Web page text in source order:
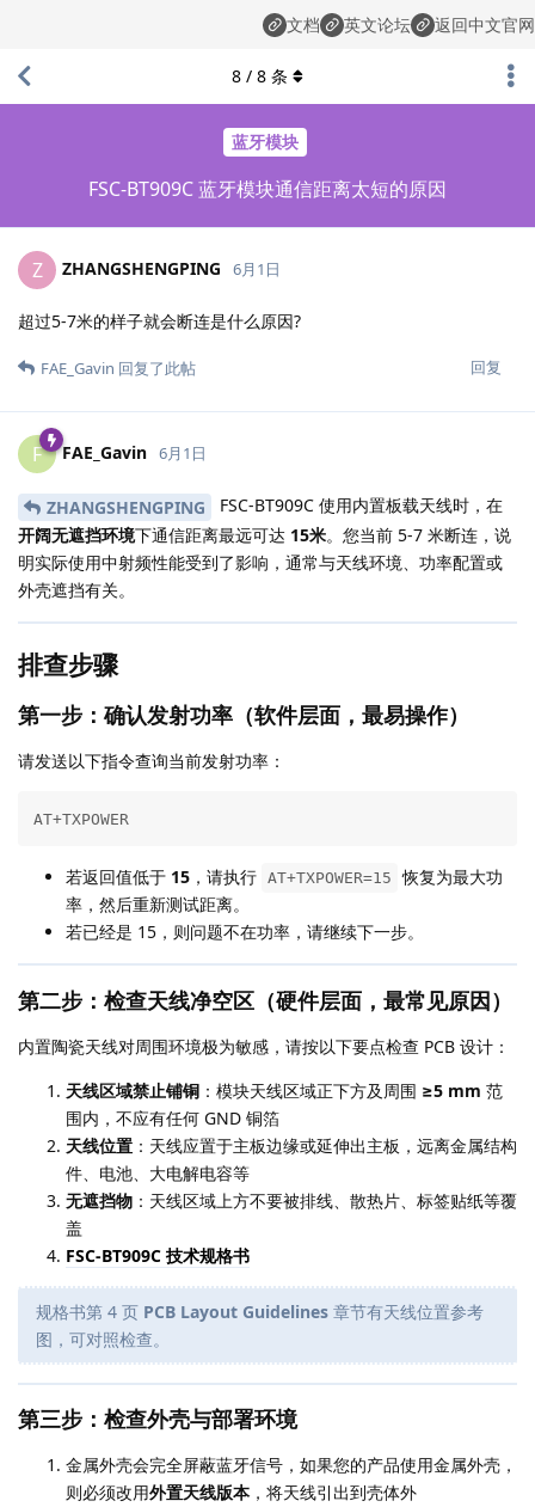
文档 英文论坛 返回中文官网
蓝牙模块
FSC-BT909C 蓝牙模块通信距离太短的原因
8 / 8 条
Z ZHANGSHENGPING 6月1日
超过5-7米的样子就会断连是什么原因?
回复
FAE_Gavin 回复了此帖
F FAE_Gavin 6月1日
ZHANGSHENGPING
FSC-BT909C 使用内置板载天线时，在
开阔无遮挡环境下通信距离最远可达 15米。您当前 5-7 米断连，说
明实际使用中射频性能受到了影响，通常与天线环境、功率配置或
外壳遮挡有关。
排查步骤
第一步：确认发射功率（软件层面，最易操作）
请发送以下指令查询当前发射功率：
AT+TXPOWER
若返回值低于 15 ，请执行 AT+TXPOWER=15 恢复为最大功
率，然后重新测试距离。
若已经是 15，则问题不在功率，请继续下一步。
第二步：检查天线净空区（硬件层面，最常见原因）
内置陶瓷天线对周围环境极为敏感，请按以下要点检查 PCB 设计：
天线区域禁止铺铜 ：模块天线区域正下方及周围 ≥5 mm 范
围内，不应有任何 GND 铜箔
天线位置 ：天线应置于主板边缘或延伸出主板，远离金属结构
件、电池、大电解电容等
无遮挡物 ：天线区域上方不要被排线、散热片、标签贴纸等覆
盖
FSC-BT909C 技术规格书
规格书第 4 页 PCB Layout Guidelines 章节有天线位置参考
图，可对照检查。
第三步：检查外壳与部署环境
金属外壳会完全屏蔽蓝牙信号，如果您的产品使用金属外壳，
则必须改用外置天线版本，将天线引出到壳体外